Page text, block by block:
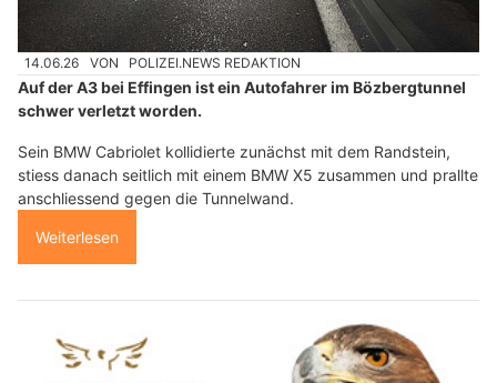
14.06.26 VON POLIZEI.NEWS REDAKTION
Auf der A3 bei Effingen ist ein Autofahrer im Bözbergtunnel
schwer verletzt worden.
Sein BMW Cabriolet kollidierte zunächst mit dem Randstein,
stiess danach seitlich mit einem BMW X5 zusammen und prallte
anschliessend gegen die Tunnelwand.
Weiterlesen